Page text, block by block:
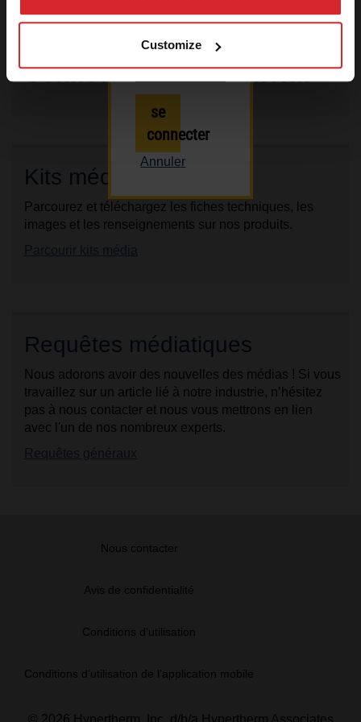
Customize
Connect with Hypertherm
Kits média
Parcourez et téléchargez les fiches techniques, les
images et les renseignements sur nos produits.
Parcourir kits média
Requêtes médiatiques
Nous adorons avoir des nouvelles des médias ! Si vous
travaillez sur un article lié à notre industrie, n’hésitez
pas à nous contacter et nous vous mettrons en lien
avec l'un de nos nombreux experts.
Requêtes généraux
nous contacter.
se
connecter
Annuler
Nous contacter
Avis de confidentialité
Conditions d’utilisation
Conditions d’utilisation de l’application mobile
© 2026 Hypertherm, Inc. d/b/a Hypertherm Associates